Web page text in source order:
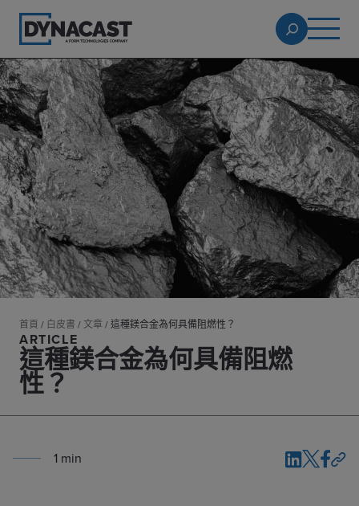
首頁 / 白皮書 / 文章 /這種鎂合金為何具備阻燃性？
ARTICLE
這種鎂合金為何具備阻燃
性？
1 min